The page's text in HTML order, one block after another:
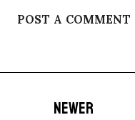
POST A COMMENT
NEWER